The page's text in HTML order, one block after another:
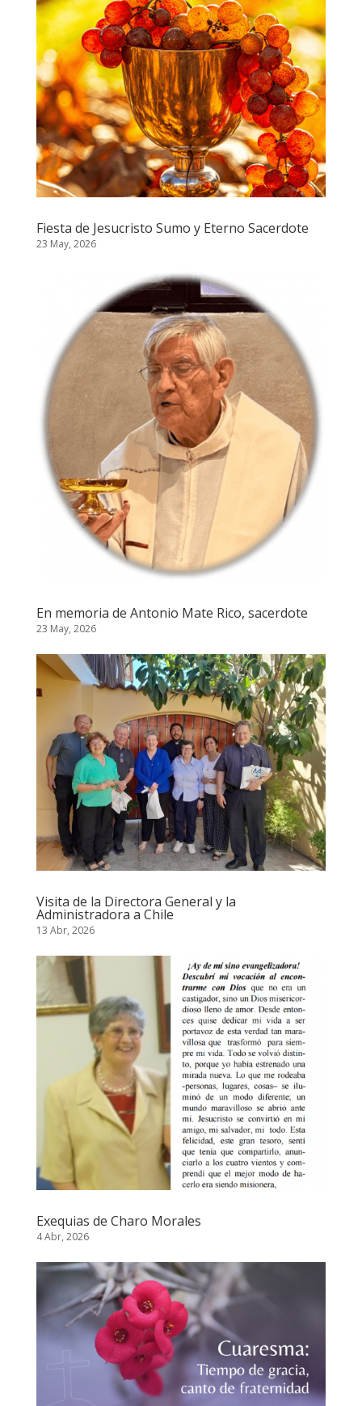
Fiesta de Jesucristo Sumo y Eterno Sacerdote
23 May, 2026
En memoria de Antonio Mate Rico, sacerdote
23 May, 2026
Visita de la Directora General y la
Administradora a Chile
13 Abr, 2026
Exequias de Charo Morales
4 Abr, 2026